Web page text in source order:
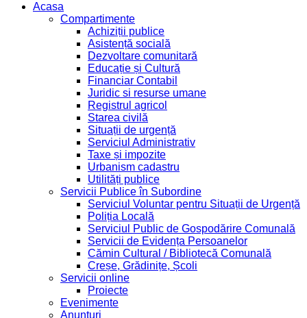
Acasa
Compartimente
Achiziții publice
Asistență socială
Dezvoltare comunitară
Educație și Cultură
Financiar Contabil
Juridic si resurse umane
Registrul agricol
Starea civilă
Situații de urgență
Serviciul Administrativ
Taxe și impozite
Urbanism cadastru
Utilități publice
Servicii Publice în Subordine
Serviciul Voluntar pentru Situații de Urgență
Poliția Locală
Serviciul Public de Gospodărire Comunală
Servicii de Evidența Persoanelor
Cămin Cultural / Bibliotecă Comunală
Creșe, Grădinițe, Școli
Servicii online
Proiecte
Evenimente
Anunțuri